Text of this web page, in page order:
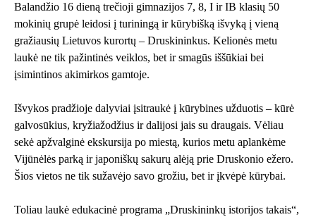
Balandžio 16 dieną trečioji gimnazijos 7, 8, I ir IB klasių 50
mokinių grupė leidosi į turiningą ir kūrybišką išvyką į vieną
gražiausių Lietuvos kurortų – Druskininkus. Kelionės metu
laukė ne tik pažintinės veiklos, bet ir smagūs iššūkiai bei
įsimintinos akimirkos gamtoje.
Išvykos pradžioje dalyviai įsitraukė į kūrybines užduotis – kūrė
galvosūkius, kryžiažodžius ir dalijosi jais su draugais. Vėliau
sekė apžvalginė ekskursija po miestą, kurios metu aplankėme
Vijūnėlės parką ir japoniškų sakurų alėją prie Druskonio ežero.
Šios vietos ne tik sužavėjo savo grožiu, bet ir įkvėpė kūrybai.
Toliau laukė edukacinė programa „Druskininkų istorijos takais“,